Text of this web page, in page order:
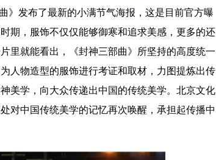
》发布了最新的小满节气海报，这是目前官方曝
期，服饰不仅仅能够御寒和追求美感 ，更多的还
里就能看出，《封神三部曲》所坚持的高度统一
人物造型的服饰进行考证和取材，力图提炼出传
美学， 向大众传递出中国的传统美学。北京文化
对中国传统美学的记忆再次唤醒 ， 承担起传播中